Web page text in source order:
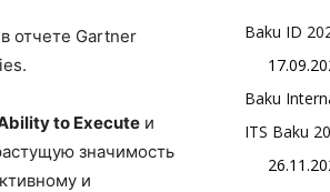
отчете Gartner
to Execute и
значимость
и
Baku ID
Baku
ITS Baku